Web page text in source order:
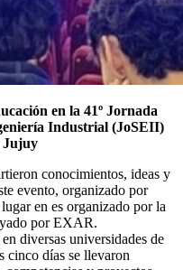
en la 41º Jornada
Industrial (JoSEII)
Jujuy
conocimientos, ideas y
evento, organizado por
en es organizado por la
por EXAR.
diversas universidades de
cinco días se llevaron